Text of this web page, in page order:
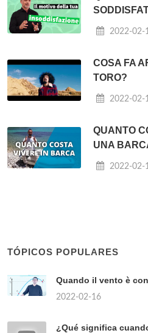
2022-02-
COSA FA
TORO?
2022-02-
QUANTO
UNA
2022-02-
TÓPICOS POPULARES
Quando il vento è
2022-02-16
¿Qué significa